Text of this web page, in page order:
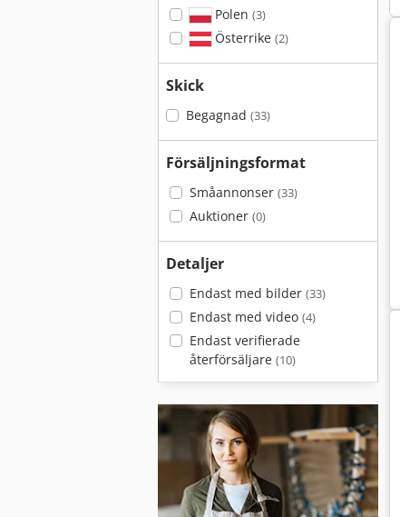
Polen (3)
Österrike (2)
Skick
Begagnad (33)
Försäljningsformat
Småannonser (33)
Auktioner (0)
Detaljer
Endast med bilder (33)
Endast med video (4)
Endast verifierade
återförsäljare (10)